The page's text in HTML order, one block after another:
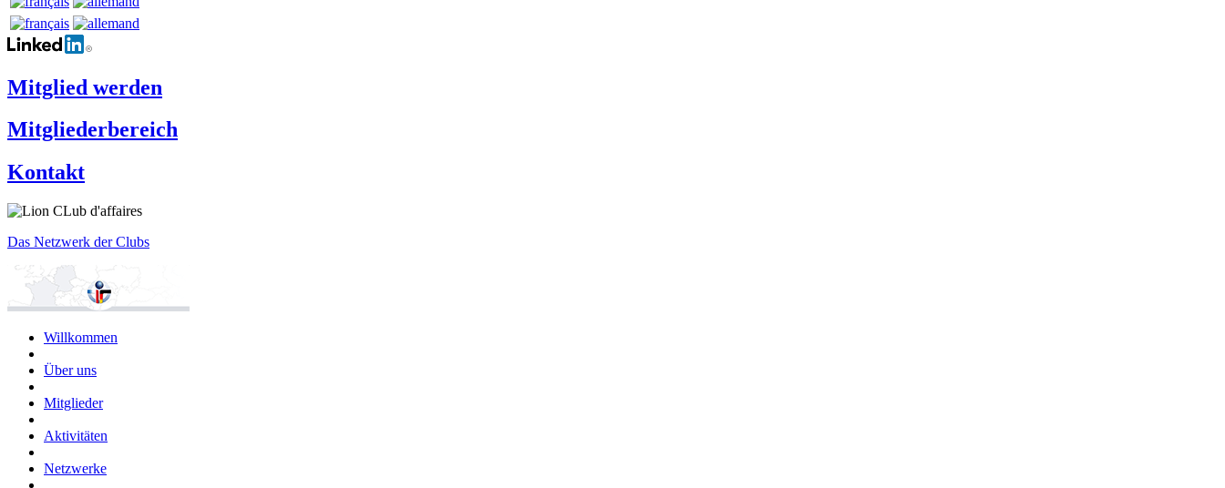
Mitglied werden
Mitgliederbereich
Kontakt
Das Netzwerk der Clubs
Willkommen
Über uns
Mitglieder
Aktivitäten
Netzwerke